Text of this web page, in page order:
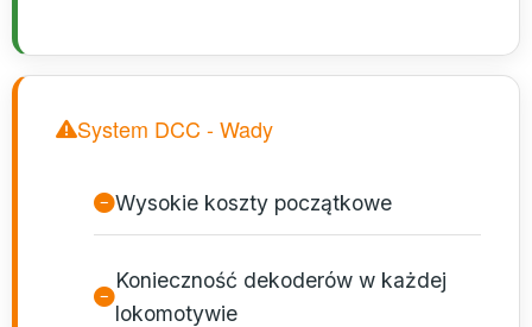
System DCC - Wady
Wysokie koszty początkowe
Konieczność dekoderów w każdej
lokomotywie